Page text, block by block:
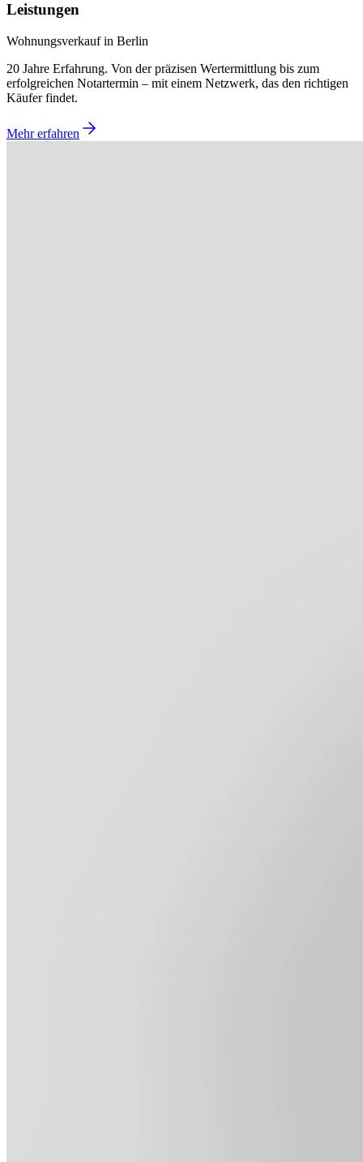
Leistungen
Wohnungsverkauf in Berlin
20 Jahre Erfahrung. Von der präzisen Wertermittlung bis zum
erfolgreichen Notartermin – mit einem Netzwerk, das den richtigen
Käufer findet.
Mehr erfahren